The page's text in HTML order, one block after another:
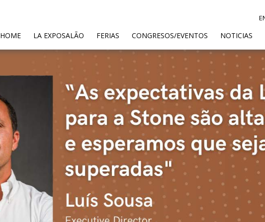
HOME(CURRENT)
LA EXPOSALÃO FERIAS CONGRESOS/EVENTOS NOTICIAS